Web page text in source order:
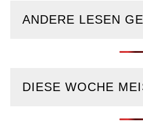
ANDERE LESEN
DIESE WOCHE